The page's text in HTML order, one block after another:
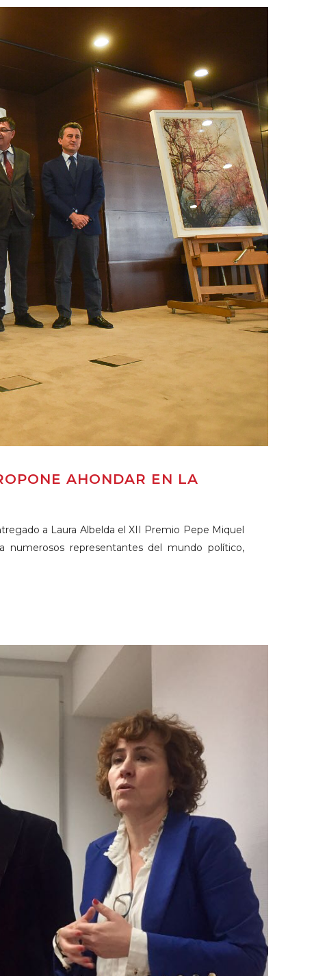
AHONDAR EN LA
a Laura Albelda el XII Premio Pepe Miquel
representantes del mundo político,